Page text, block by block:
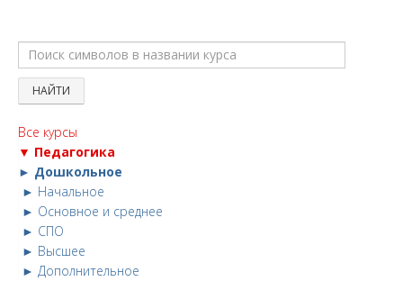
Все курсы
▼ Педагогика
► Дошкольное
► Начальное
► Основное и среднее
► СПО
► Высшее
► Дополнительное